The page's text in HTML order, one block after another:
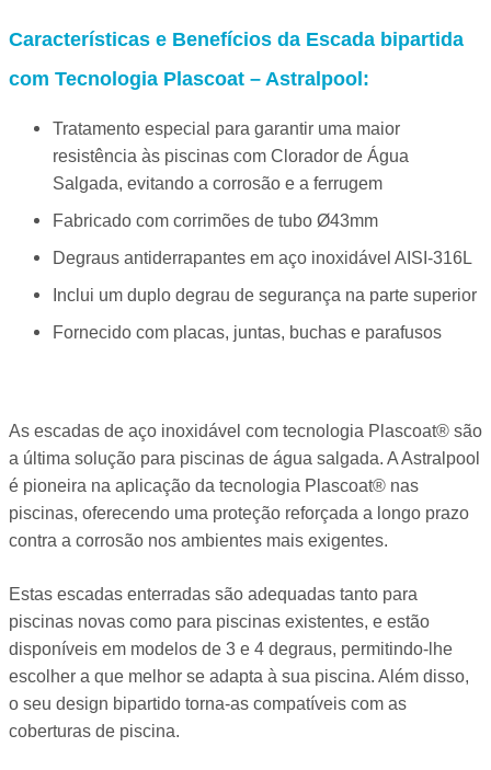
Características e Benefícios da Escada bipartida
com Tecnologia Plascoat – Astralpool:
Tratamento especial para garantir uma maior
resistência às piscinas com Clorador de Água
Salgada, evitando a corrosão e a ferrugem
Fabricado com corrimões de tubo Ø43mm
Degraus antiderrapantes em aço inoxidável AISI-316L
Inclui um duplo degrau de segurança na parte superior
Fornecido com placas, juntas, buchas e parafusos
As escadas de aço inoxidável com tecnologia Plascoat® são
a última solução para piscinas de água salgada. A Astralpool
é pioneira na aplicação da tecnologia Plascoat® nas
piscinas, oferecendo uma proteção reforçada a longo prazo
contra a corrosão nos ambientes mais exigentes.
Estas escadas enterradas são adequadas tanto para
piscinas novas como para piscinas existentes, e estão
disponíveis em modelos de 3 e 4 degraus, permitindo-lhe
escolher a que melhor se adapta à sua piscina. Além disso,
o seu design bipartido torna-as compatíveis com as
coberturas de piscina.